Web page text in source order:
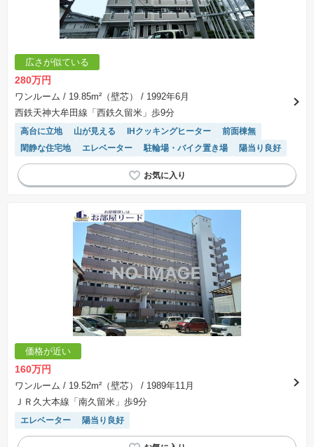
広さが似ている
280万円
ワンルーム / 19.85m²（壁芯）
/ 1992年6月
西鉄天神大牟田線「西鉄久留米」歩9分
高台に立地 山が見える IHクッキングヒーター
前面棟無
閑静な住宅地
エレベーター 駐輪場・バイク置き場 陽当り良好
価格が近い
160万円
ワンルーム / 19.52m²（壁芯）
/ 1989年11月
ＪＲ久大本線「南久留米」歩9分
エレベーター 陽当り良好